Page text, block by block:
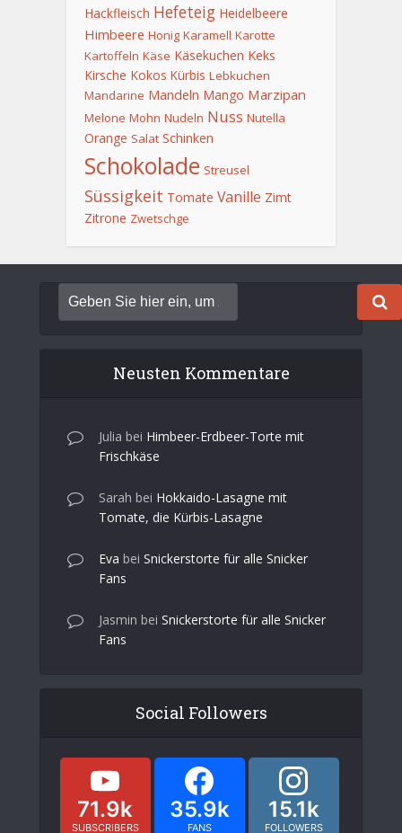
Hackfleisch Hefeteig Heidelbeere
Himbeere Honig Karamell Karotte
Kartoffeln Käse Käsekuchen Keks
Kirsche Kokos Kürbis Lebkuchen
Mandarine Mandeln Mango Marzipan
Melone Mohn Nudeln Nuss Nutella
Orange Salat Schinken
Schokolade Streusel
Süssigkeit Tomate Vanille Zimt
Zitrone Zwetschge
Neusten Kommentare
Julia bei Himbeer-Erdbeer-Torte mit
Frischkäse
Sarah bei Hokkaido-Lasagne mit
Tomate, die Kürbis-Lasagne
Eva bei Snickerstorte für alle Snicker
Fans
Jasmin bei Snickerstorte für alle Snicker
Fans
Social Followers
71.9k
SUBSCRIBERS
35.9k
FANS
15.1k
FOLLOWERS